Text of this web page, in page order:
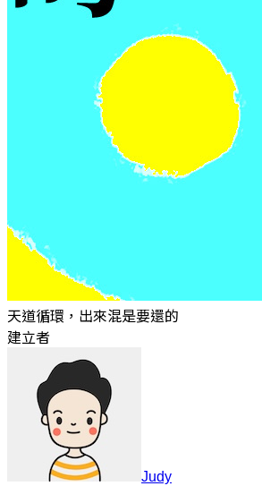
天道循環，出來混是要還的
建立者
Judy